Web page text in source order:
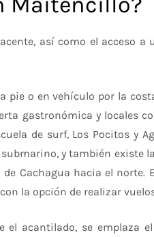
así como el acceso
pie o en vehículo por la
gastronómica y locales
de surf, Los Pocitos y
y también existe
Cachagua hacia el norte.
la opción de realizar
el acantilado, se emplaza